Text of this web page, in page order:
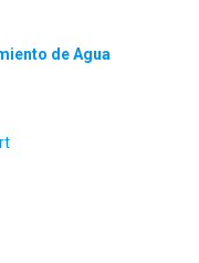
de Agua